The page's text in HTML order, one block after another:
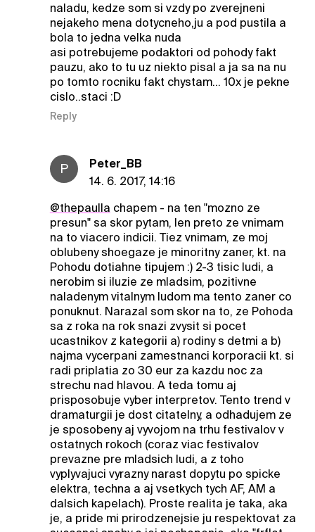
naladu, kedze som si vzdy po zverejneni
nejakeho mena dotycneho,ju a pod pustila a
bola to jedna velka nuda
asi potrebujeme podaktori od pohody fakt
pauzu, ako to tu uz niekto pisal a ja sa na nu
po tomto rocniku fakt chystam... 10x je pekne
cislo..staci :D
Reply
P
Peter_BB
14. 6. 2017, 14:16
@thepaulla chapem - na ten "mozno ze
presun" sa skor pytam, len preto ze vnimam
na to viacero indicii. Tiez vnimam, ze moj
oblubeny shoegaze je minoritny zaner, kt. na
Pohodu dotiahne tipujem :) 2-3 tisic ludi, a
nerobim si iluzie ze mladsim, pozitivne
naladenym vitalnym ludom ma tento zaner co
ponuknut. Narazal som skor na to, ze Pohoda
sa z roka na rok snazi zvysit si pocet
ucastnikov z kategorii a) rodiny s detmi a b)
najma vycerpani zamestnanci korporacii kt. si
radi priplatia zo 30 eur za kazdu noc za
strechu nad hlavou. A teda tomu aj
prisposobuje vyber interpretov. Tento trend v
dramaturgii je dost citatelny, a odhadujem ze
je sposobeny aj vyvojom na trhu festivalov v
ostatnych rokoch (coraz viac festivalov
prevazne pre mladsich ludi, a z toho
vyplyvajuci vyrazny narast dopytu po spicke
elektra, techna a aj vsetkych tych AF, AM a
dalsich kapelach). Proste realita je taka, aka
je, a pride mi prirodzenejsie ju respektovat za